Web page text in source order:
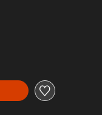
de US$39.99